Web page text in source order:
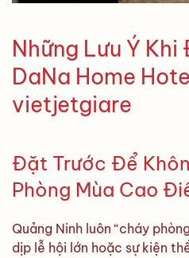
Những Lưu Ý
DaNa Home
vietjetgiare
Đặt Trước Để
Phòng Mùa Cao
Quảng Ninh luôn “cháy
dịp lễ hội lớn hoặc sự kiện